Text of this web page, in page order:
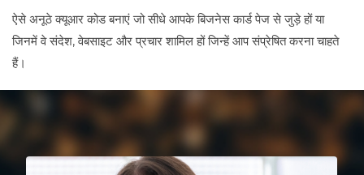
ऐसे अनूठे क्यूआर कोड बनाएं जो सीधे आपके बिजनेस कार्ड पेज से जुड़े हों या
जिनमें वे संदेश, वेबसाइट और प्रचार शामिल हों जिन्हें आप संप्रेषित करना चाहते
हैं।